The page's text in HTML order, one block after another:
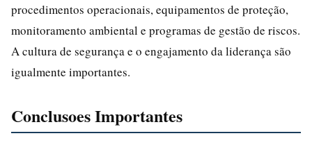
procedimentos operacionais, equipamentos de proteção,
monitoramento ambiental e programas de gestão de riscos.
A cultura de segurança e o engajamento da liderança são
igualmente importantes.
Conclusoes Importantes